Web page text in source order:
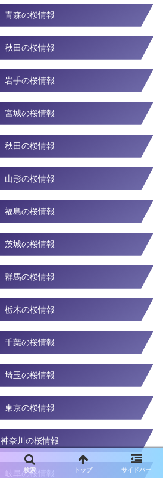
青森の桜情報
秋田の桜情報
岩手の桜情報
宮城の桜情報
秋田の桜情報
山形の桜情報
福島の桜情報
茨城の桜情報
群馬の桜情報
栃木の桜情報
千葉の桜情報
埼玉の桜情報
東京の桜情報
神奈川の桜情報
岐阜の桜情報
検索 トップ サイドバー